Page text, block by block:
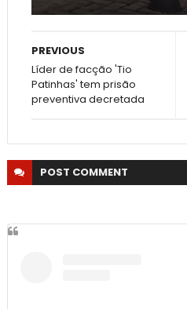
PREVIOUS
Líder de facção 'Tio
Patinhas' tem prisão
preventiva decretada
POST COMMENT